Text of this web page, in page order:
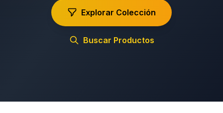
Explorar Colección
Buscar Productos